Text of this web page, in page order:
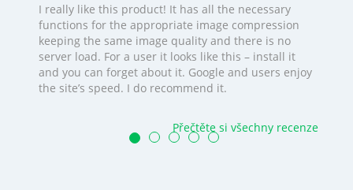
I really like this product! It has all the necessary
functions for the appropriate image compression
keeping the same image quality and there is no
server load. For a user it looks like this – install it
and you can forget about it. Google and users enjoy
the site’s speed. I do recommend it.
Přečtěte si všechny recenze